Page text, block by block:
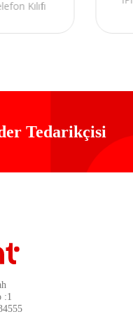
Kılıfı
Tedarikçisi
:1